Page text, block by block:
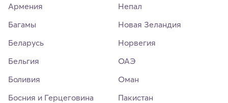
Армения
Багамы
Беларусь
Бельгия
Боливия
Босния и Герцеговина
Непал
Новая Зеландия
Норвегия
ОАЭ
Оман
Пакистан